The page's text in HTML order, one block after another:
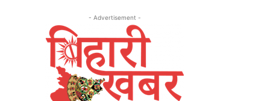
- Advertisement -